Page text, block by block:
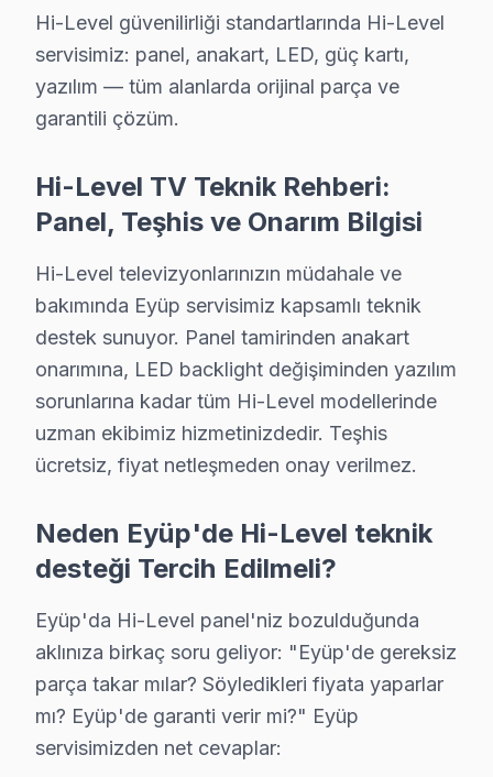
Hi-Level Onarım Garantisi – Eyüp Müşteri
Hi-Level TV Servis Garanti Belgesi – Yazılı ve İmzalı Güvence
Eyüp'de Hi-Level servis hizmetlerimizde sunduğumuz
Eyüp garanti kapsamımız — Eyüp servisimizde
• Eyüp'de aynı arızanın tekrarında ücretsiz müdahale
• servisimizde garanti belgesi ve fatura ile kayıt altına
Eyüp'de garanti dışı durumlar: Kullanıcı kaynaklı
Eyüp'da Hi-Level Acil Teknik Destek –
TV arızası beklemez — biz de bekletmeyiz. Eyüp'de
Hızlı müdahale garantimiz:
• Eyüp'de sabah arayın, akşama servis tamamlansın
• Eyüp'de mobil servis aracı ile yerinde müdahale
• Eyüp'de acil durumlarda öncelikli randevu
• Eyüp servisimizde 7/24 çağrı merkezi desteği
Gün içinde Eyüp'da Hi-Level servis randevusu almak
Hi-Level Servis Teknisyenleri – Eyüp
Doğru teşhis ve kalıcı çözüm, deneyimli teknisyenle
Hi-Level güvenilirliği standartlarında Hi-Level
servisimiz: panel, anakart, LED, güç kartı,
yazılım — tüm alanlarda orijinal parça ve
garantili çözüm.
Hi-Level TV Teknik Rehberi:
Panel, Teşhis ve Onarım Bilgisi
Hi-Level televizyonlarınızın müdahale ve
bakımında Eyüp servisimiz kapsamlı teknik
destek sunuyor. Panel tamirinden anakart
onarımına, LED backlight değişiminden yazılım
sorunlarına kadar tüm Hi-Level modellerinde
uzman ekibimiz hizmetinizdedir. Teşhis
ücretsiz, fiyat netleşmeden onay verilmez.
Neden Eyüp'de Hi-Level teknik
desteği Tercih Edilmeli?
Eyüp'da Hi-Level panel'niz bozulduğunda
aklınıza birkaç soru geliyor: "Eyüp'de gereksiz
parça takar mılar? Söyledikleri fiyata yaparlar
mı? Eyüp'de garanti verir mi?" Eyüp
servisimizden net cevaplar: